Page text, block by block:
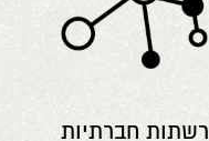
רשתות חברתיות